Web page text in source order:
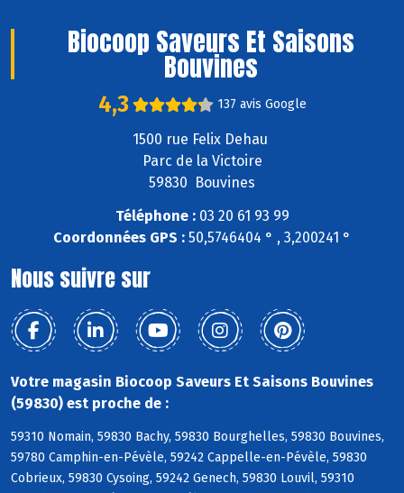
Biocoop Saveurs Et Saisons
Bouvines
4,3 137 avis Google
1500 rue Felix Dehau
Parc de la Victoire
59830 Bouvines
Téléphone :03 20 61 93 99
Coordonnées GPS : 50,5746404 ° , 3,200241 °
Nous suivre sur
Votre magasin Biocoop Saveurs Et Saisons Bouvines
(59830) est proche de :
59310 Nomain, 59830 Bachy, 59830 Bourghelles, 59830 Bouvines,
59780 Camphin-en-Pévèle, 59242 Cappelle-en-Pévèle, 59830
Cobrieux, 59830 Cysoing, 59242 Genech, 59830 Louvil, 59310